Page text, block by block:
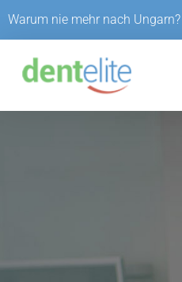
to
Warum nie mehr nach Ungarn?